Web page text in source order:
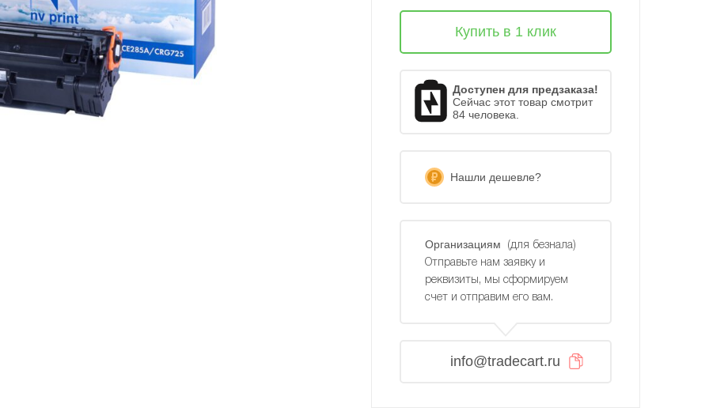
Купить в 1 клик
Доступен для предзаказа!
Сейчас этот товар смотрит
84 человека.
Нашли дешевле?
Организациям
(для безнала)
Отправьте нам заявку и
реквизиты, мы сформируем
счет и отправим его вам.
info@tradecart.ru